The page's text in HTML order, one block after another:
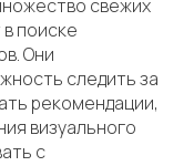
свежих
поиске
Они
следить за
рекомендации,
визуального
с